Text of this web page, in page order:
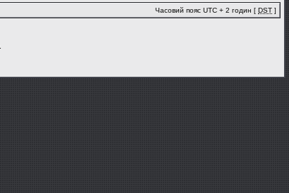
Часовий пояс UTC + 2 годин [ DST ]